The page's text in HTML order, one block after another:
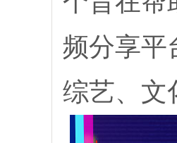
频分享平
综艺、文